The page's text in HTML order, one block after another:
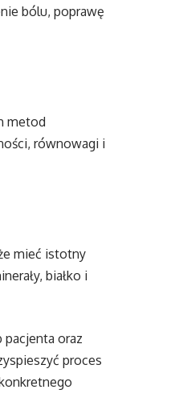
bólu, poprawę
metod
równowagi i
mieć istotny
białko i
oraz
proces